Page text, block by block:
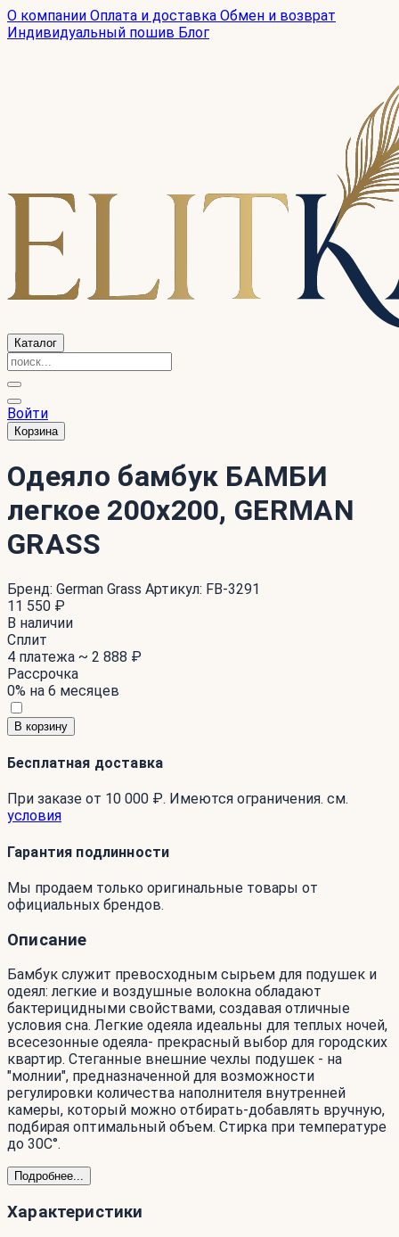
О компании Оплата и доставка Обмен и возврат
Индивидуальный пошив Блог
Каталог
Войти
Корзина
Одеяло бамбук БАМБИ
легкое 200x200, GERMAN
GRASS
Бренд: German Grass Артикул: FB-3291
11 550 ₽
В наличии
Сплит
4 платежа ~ 2 888 ₽
Рассрочка
0% на 6 месяцев
В корзину
Бесплатная доставка
При заказе от 10 000 ₽. Имеются ограничения. см.
условия
Гарантия подлинности
Мы продаем только оригинальные товары от
официальных брендов.
Описание
Бамбук служит превосходным сырьем для подушек и
одеял: легкие и воздушные волокна обладают
бактерицидными свойствами, создавая отличные
условия сна. Легкие одеяла идеальны для теплых ночей,
всесезонные одеяла- прекрасный выбор для городских
квартир. Стеганные внешние чехлы подушек - на
"молнии", предназначенной для возможности
регулировки количества наполнителя внутренней
камеры, который можно отбирать-добавлять вручную,
подбирая оптимальный объем. Стирка при температуре
до 30С°.
Подробнее...
Характеристики